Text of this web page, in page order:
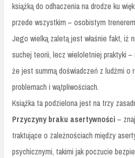
książką do odhaczenia na drodze ku
przede wszystkim – osobistym
Jego wielką zaletą jest właśnie fakt, iż
suchej teorii, lecz wieloletniej praktyki –
że jest summą doświadczeń z ludźmi o
problemach i wątpliwościach.
Książka ta podzielona jest na trzy
Przyczyny braku asertywności –
traktujące o zależnościach między
psychicznymi, takimi jak poczucie